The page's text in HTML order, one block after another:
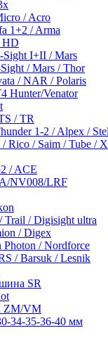
/ Acro
1+2 / Arma
HD
I+II / Mars
/ Mars / Thor
/ NAR / Polaris
Hunter/Venator
/ TR
1-2 / Alpex /
Rico / Saim / Tube /
/ ACE
NV008/LRF
Trail / Digisight ultra
/ Digex
Photon / Nordforce
/ Barsuk / Lesnik
SR
ZM/VM
34-35-36-40 мм